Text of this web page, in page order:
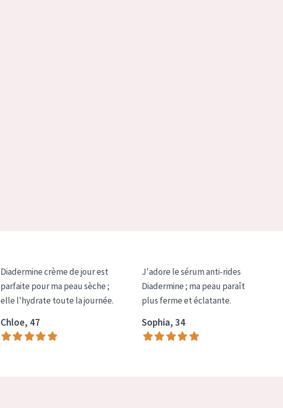
Diadermine crème de jour est
parfaite pour ma peau sèche ;
elle l'hydrate toute la journée.
Chloe, 47
J'adore le sérum anti-rides
Diadermine ; ma peau paraît
plus ferme et éclatante.
Sophia, 34